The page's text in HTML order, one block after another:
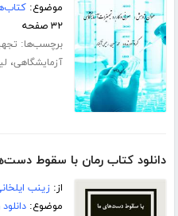
موضوع:
۳۲ صفحه
برچسب‌ها:
آزمایشگاهی،
دانلود کتاب رمان با سقوط
از:زینب
موضوع: